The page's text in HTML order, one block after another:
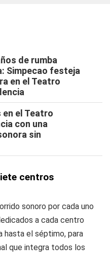
de rumba
Simpecao festeja
en el Teatro
en el Teatro
con una
sin
centros
sonoro por cada uno
a cada centro
hasta el séptimo, para
que integra todos los